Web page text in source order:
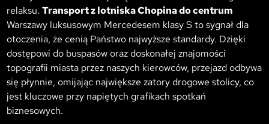
relaksu.Transport z lotniska Chopina do centrum
Warszawy luksusowym Mercedesem klasy S to sygnał dla
otoczenia, że cenią Państwo najwyższe standardy. Dzięki
dostępowi do buspasów oraz doskonałej znajomości
topografii miasta przez naszych kierowców, przejazd odbywa
się płynnie, omijając największe zatory drogowe stolicy, co
jest kluczowe przy napiętych grafikach spotkań
biznesowych.